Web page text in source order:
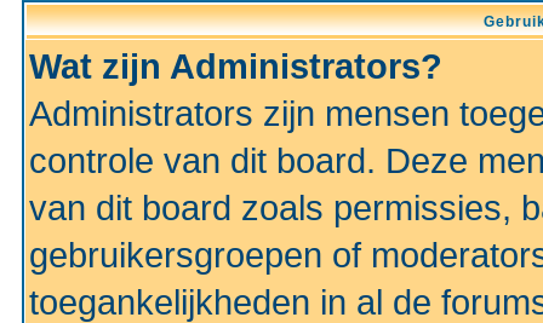
Wat zijn Administrators?
Administrators zijn mensen
controle van dit board. Deze
van dit board zoals permissies,
gebruikersgroepen of
toegankelijkheden in al de